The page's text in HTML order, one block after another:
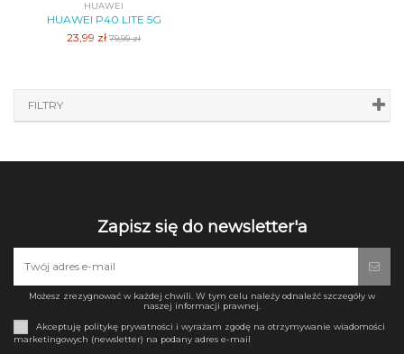
HUAWEI
HUAWEI P40 LITE 5G
23,99 zł79,99 zł
FILTRY
Zapisz się do newsletter'a
Możesz zrezygnować w każdej chwili. W tym celu należy odnaleźć szczegóły w
naszej informacji prawnej.
Akceptuję politykę prywatności i wyrażam zgodę na otrzymywanie wiadomości
marketingowych (newsletter) na podany adres e-mail